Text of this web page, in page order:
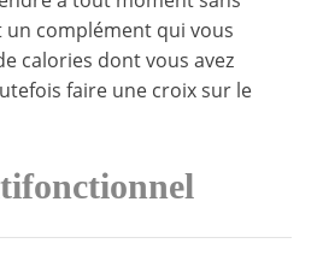
un complément qui vous
calories dont vous avez
faire une croix sur le